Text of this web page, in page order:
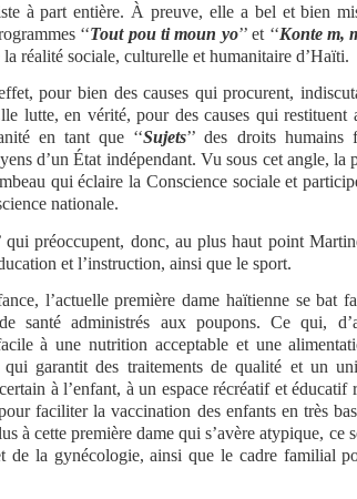
à part entière. À preuve, elle a bel et bien
‘‘Tout pou ti moun yo’’ et ‘‘Konte m,
réalité sociale, culturelle et humanitaire d’Haïti.
pour bien des causes qui procurent,
lutte, en vérité, pour des causes qui restituent
en tant que ‘‘Sujets’’ des droits humains
d’un État indépendant. Vu sous cet angle, la
qui éclaire la Conscience sociale et
nationale.
qui préoccupent, donc, au plus haut point
et l’instruction, ainsi que le sport.
l’actuelle première dame haïtienne se bat
santé administrés aux poupons. Ce qui,
à une nutrition acceptable et une
qui garantit des traitements de qualité et un
à l’enfant, à un espace récréatif et éducatif
faciliter la vaccination des enfants en très
à cette première dame qui s’avère atypique, ce
de la gynécologie, ainsi que le cadre familial